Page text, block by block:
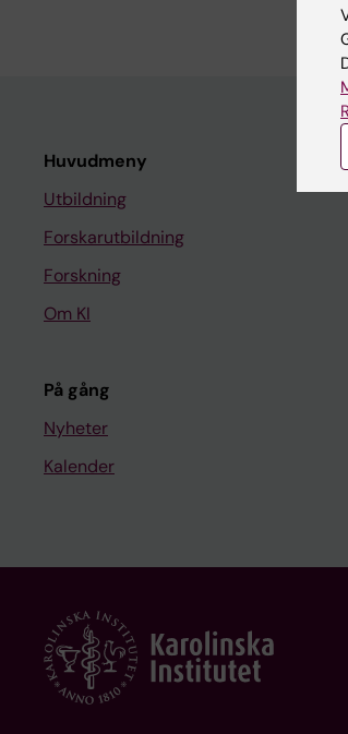
Huvudmeny
Utbildning
Forskarutbildning
Forskning
Om KI
På gång
Nyheter
Kalender